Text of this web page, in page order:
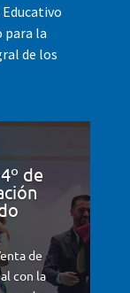
para la
de los
de
de
con la